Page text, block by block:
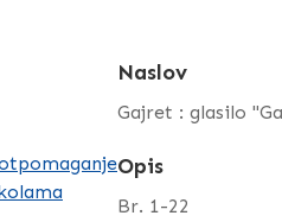
Naslov
Gajret : glasilo
Opis
Br. 1-22